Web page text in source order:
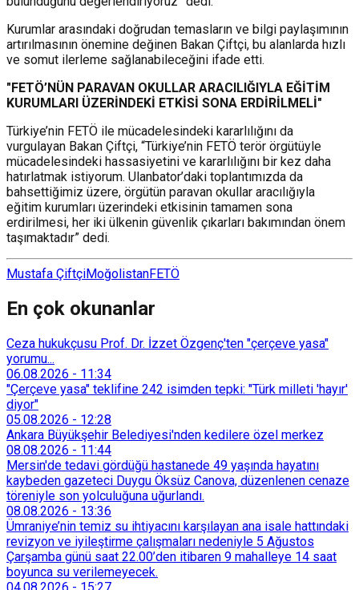
Kurumlar arasındaki doğrudan temasların ve bilgi paylaşımının
artırılmasının önemine değinen Bakan Çiftçi, bu alanlarda hızlı
ve somut ilerleme sağlanabileceğini ifade etti.
"FETÖ’NÜN PARAVAN OKULLAR ARACILIĞIYLA EĞİTİM
KURUMLARI ÜZERİNDEKİ ETKİSİ SONA ERDİRİLMELİ"
Türkiye’nin FETÖ ile mücadelesindeki kararlılığını da
vurgulayan Bakan Çiftçi, “Türkiye’nin FETÖ terör örgütüyle
mücadelesindeki hassasiyetini ve kararlılığını bir kez daha
hatırlatmak istiyorum. Ulanbator’daki toplantımızda da
bahsettiğimiz üzere, örgütün paravan okullar aracılığıyla
eğitim kurumları üzerindeki etkisinin tamamen sona
erdirilmesi, her iki ülkenin güvenlik çıkarları bakımından önem
taşımaktadır” dedi.
Mustafa ÇiftçiMoğolistanFETÖ
En çok okunanlar
Ceza hukukçusu Prof. Dr. İzzet Özgenç'ten "çerçeve yasa"
yorumu...
06.08.2026 - 11:34
"Çerçeve yasa" teklifine 242 isimden tepki: "Türk milleti 'hayır'
diyor"
05.08.2026 - 12:28
Ankara Büyükşehir Belediyesi'nden kedilere özel merkez
08.08.2026 - 11:44
Mersin'de tedavi gördüğü hastanede 49 yaşında hayatını
kaybeden gazeteci Duygu Öksüz Canova, düzenlenen cenaze
töreniyle son yolculuğuna uğurlandı.
08.08.2026 - 13:36
Ümraniye’nin temiz su ihtiyacını karşılayan ana isale hattındaki
revizyon ve iyileştirme çalışmaları nedeniyle 5 Ağustos
Çarşamba günü saat 22.00’den itibaren 9 mahalleye 14 saat
boyunca su verilemeyecek.
04.08.2026 - 15:27